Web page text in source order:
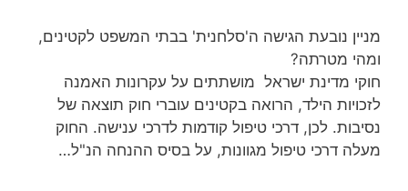
מניין נובעת הגישה ה'סלחנית' בבתי המשפט לקטינים,
ומהי מטרתה?
חוקי מדינת ישראל מושתתים על עקרונות האמנה
לזכויות הילד, הרואה בקטינים עוברי חוק תוצאה של
נסיבות. לכן, דרכי טיפול קודמות לדרכי ענישה. החוק
מעלה דרכי טיפול מגוונות, על בסיס ההנחה הנ"ל…